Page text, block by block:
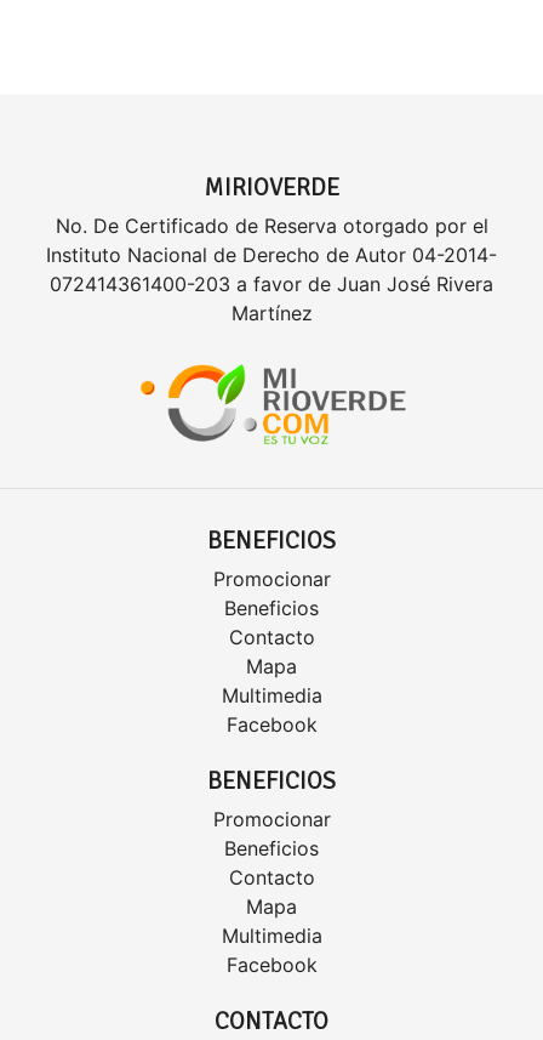
MIRIOVERDE
No. De Certificado de Reserva otorgado por el
Instituto Nacional de Derecho de Autor 04-2014-
072414361400-203 a favor de Juan José Rivera
Martínez
BENEFICIOS
Promocionar
Beneficios
Contacto
Mapa
Multimedia
Facebook
BENEFICIOS
Promocionar
Beneficios
Contacto
Mapa
Multimedia
Facebook
CONTACTO